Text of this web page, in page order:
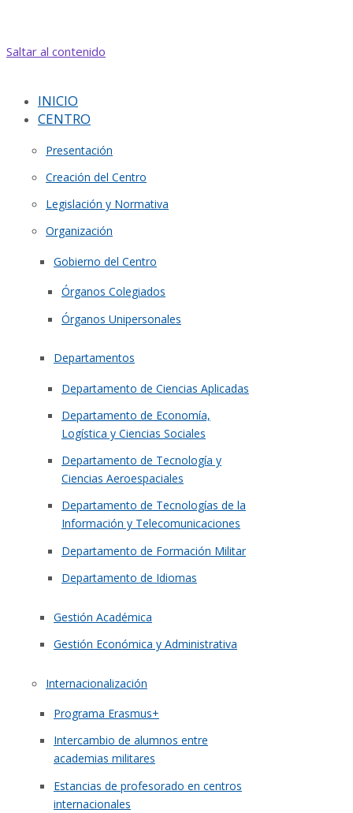
Saltar al contenido
INICIO
CENTRO
Presentación
Creación del Centro
Legislación y Normativa
Organización
Gobierno del Centro
Órganos Colegiados
Órganos Unipersonales
Departamentos
Departamento de Ciencias Aplicadas
Departamento de Economía,
Logística y Ciencias Sociales
Departamento de Tecnología y
Ciencias Aeroespaciales
Departamento de Tecnologías de la
Información y Telecomunicaciones
Departamento de Formación Militar
Departamento de Idiomas
Gestión Académica
Gestión Económica y Administrativa
Internacionalización
Programa Erasmus+
Intercambio de alumnos entre
academias militares
Estancias de profesorado en centros
internacionales